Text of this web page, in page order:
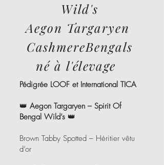
Wild's
Aegon Targaryen
CashmereBengals
né à l'élevage
Pédigrée LOOF et International TICA
👑 Aegon Targaryen – Spirit Of
Bengal Wild’s 👑
Brown Tabby Spotted – Héritier vêtu
d’or